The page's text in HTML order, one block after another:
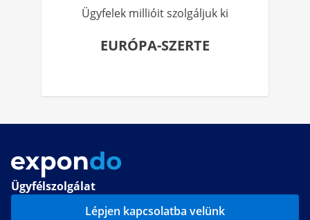
Ügyfelek millióit szolgáljuk ki
EURÓPA-SZERTE
Ügyfélszolgálat
Lépjen kapcsolatba velünk